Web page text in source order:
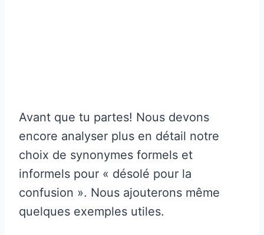
Avant que tu partes! Nous devons
encore analyser plus en détail notre
choix de synonymes formels et
informels pour « désolé pour la
confusion ». Nous ajouterons même
quelques exemples utiles.